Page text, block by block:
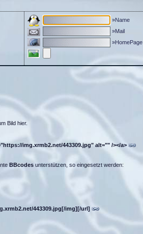
»Name
»Mail
»HomePage
Bild hier.
img.xrmb2.net/443309.jpg" alt="" /></a>
BBcodes unterstützen, so eingesetzt werden:
443309.jpg[/img][/url]